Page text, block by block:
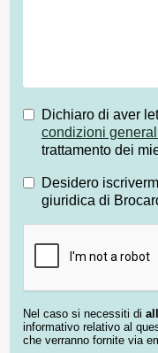
Dichiaro di aver
condizioni
trattamento dei
Desidero
giuridica di
Nel caso si necessiti di
informativo relativo al
che verranno fornite via